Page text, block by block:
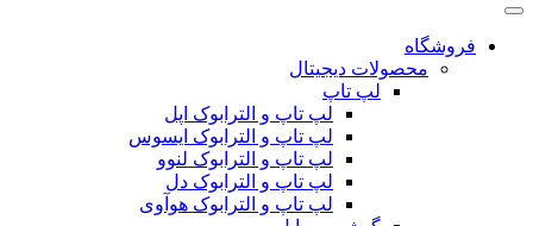
فروشگاه
محصولات دیجیتال
لپ تاپ
لپ تاپ و الترابوک اپل
لپ تاپ و الترابوک ایسوس
لپ تاپ و الترابوک لنوو
لپ تاپ و الترابوک دل
لپ تاپ و الترابوک هوآوی